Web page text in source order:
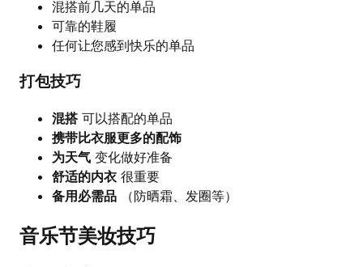
混搭前几天的单品
可靠的鞋履
任何让您感到快乐的单品
打包技巧
混搭 可以搭配的单品
携带比衣服更多的配饰
为天气 变化做好准备
舒适的内衣 很重要
备用必需品 （防晒霜、发圈等）
音乐节美妆技巧